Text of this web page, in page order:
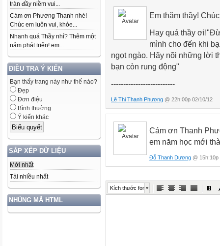
tràn đầy niềm vui...
Cám ơn Phương Thanh nhé!
Chúc em luôn vui, khỏe...
Nhanh quá Thầy nhỉ? Thêm một
năm phát triển! em...
ĐIỀU TRA Ý KIẾN
Bạn thấy trang này như thế nào?
Đẹp
Đơn điệu
Bình thường
Ý kiến khác
SẮP XẾP DỮ LIỆU
Mới nhất
Tải nhiều nhất
NHÚNG MÃ HTML
Em thăm thầy!
Hay quá thầy ơi!
mình cho đến khi
ngọt ngào. Hãy nõi những lời
bạn còn rung động"
--------------------------
Lê Thị Thanh Phương @ 22h:00p 02/10/12
Cám ơn Thanh
em năm học mới
Đỗ Thanh Dương @ 15h:10p
Kích thước font